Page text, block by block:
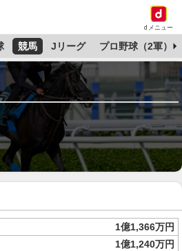
dメニュー
競馬 Jリーグ プロ野球（2軍）
1億1,366万円
1億1,240万円